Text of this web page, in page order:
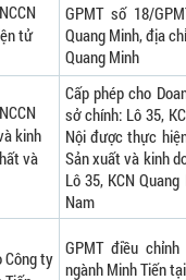
tử
GPMT số 18/
Quang Minh, địa
Quang Minh
kinh
và
Cấp phép cho
sở chính: Lô 35,
Nội được thực
Sản xuất và kinh
Lô 35, KCN
Nam
Công ty GPMT điều
ngành Minh Tiến